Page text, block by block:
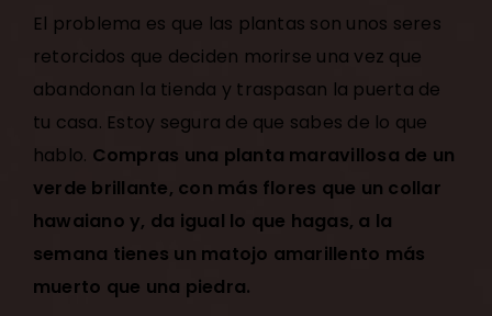
El problema es que las plantas son unos seres
retorcidos que deciden morirse una vez que
abandonan la tienda y traspasan la puerta de
tu casa. Estoy segura de que sabes de lo que
hablo. Compras una planta maravillosa de un
verde brillante, con más flores que un collar
hawaiano y, da igual lo que hagas, a la
semana tienes un matojo amarillento más
muerto que una piedra.